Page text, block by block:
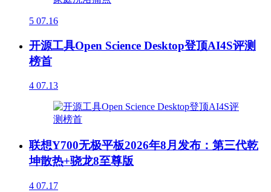
5 07.16
开源工具Open Science Desktop登顶AI4S评测
榜首
4 07.13
联想Y700无极平板2026年8月发布：第三代乾
坤散热+骁龙8至尊版
4 07.17